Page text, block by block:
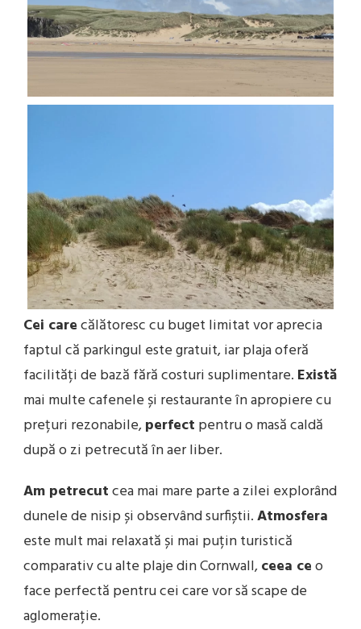
Cei carecălătoresc cu buget limitat vor aprecia
faptul că parkingul este gratuit, iar plaja oferă
facilități de bază fără costuri suplimentare. Există
mai multe cafenele și restaurante în apropiere cu
prețuri rezonabile,perfect pentru o masă caldă
după o zi petrecută în aer liber.
Am petrecutcea mai mare parte a zilei explorând
dunele de nisip și observând surfiștii.Atmosfera
este mult mai relaxată și mai puțin turistică
comparativ cu alte plaje din Cornwall,ceea ceo
face perfectă pentru cei care vor să scape de
aglomerație.